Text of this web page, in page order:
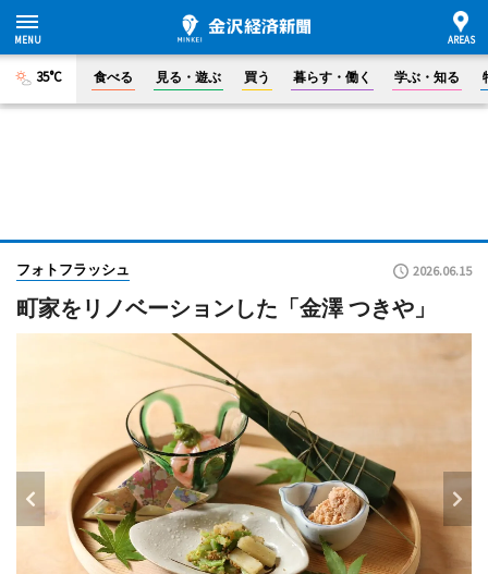
35°C 食べる 見る・遊ぶ 買う 暮らす・働く 学ぶ・知る
フォトフラッシュ 2026.06.15
町家をリノベーションした「金澤 つきや」